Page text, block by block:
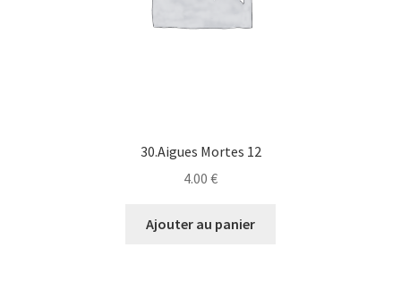
30.Aigues Mortes 12
4.00 €
Ajouter au panier